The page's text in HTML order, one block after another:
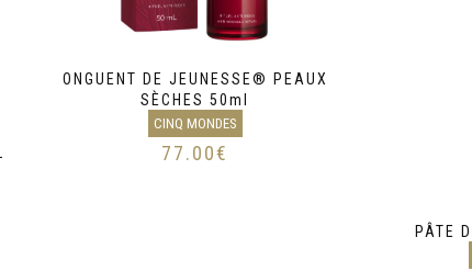
ONGUENT DE JEUNESSE® PEAUX
SÈCHES 50ml
CINQ MONDES
77.00€
PÂTE